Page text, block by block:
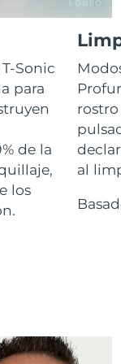
Sonic
para
de la
los
al
prevista13/8/26
prevista 12/8/26
prevista 14/8/26
prevista 11/8/26
prevista 9/8/26
prevista